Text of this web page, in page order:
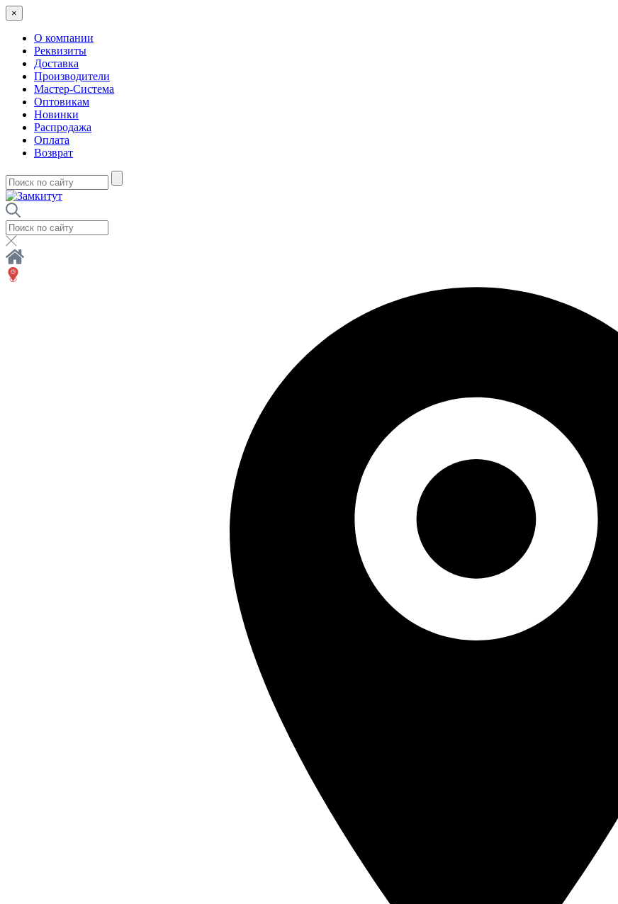
×
О компании
Реквизиты
Доставка
Производители
Мастер-Система
Оптовикам
Новинки
Распродажа
Оплата
Возврат